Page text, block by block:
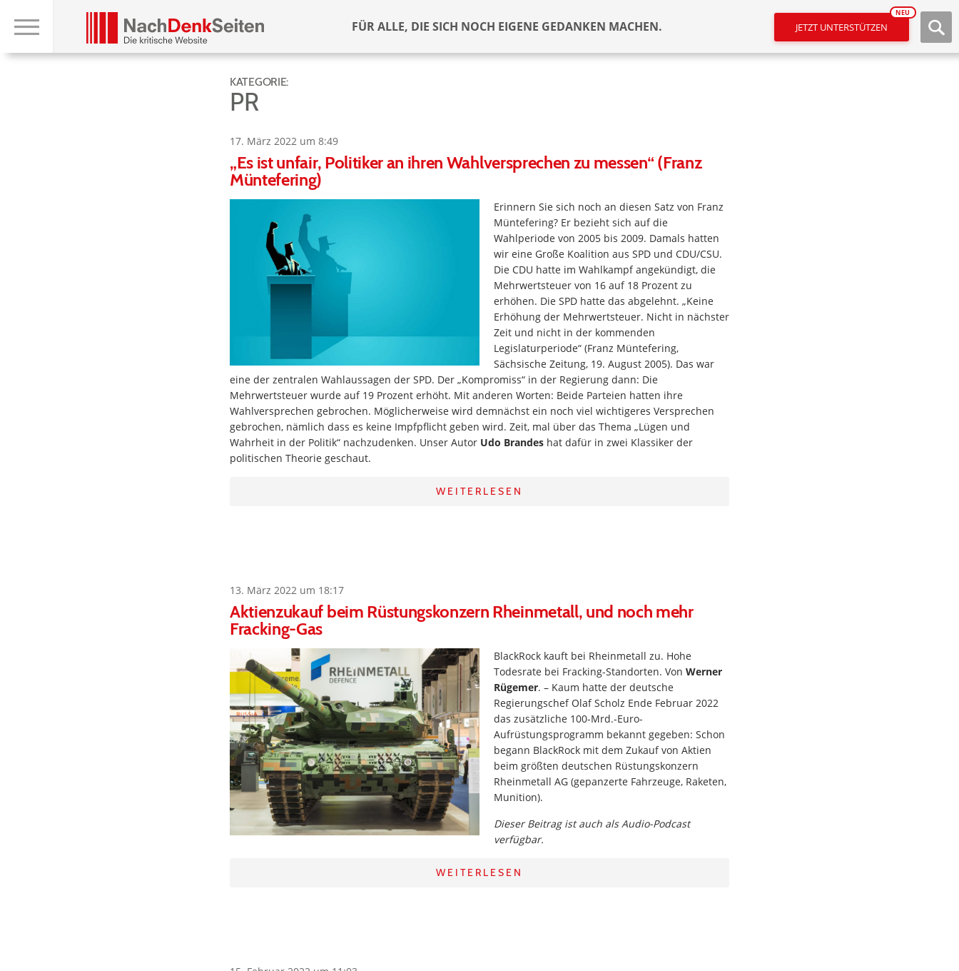
FÜR ALLE, DIE SICH NOCH EIGENE GEDANKEN MACHEN. JETZT UNTERSTÜTZEN
NEU
KATEGORIE:
PR
17. März 2022 um 8:49
„Es ist unfair, Politiker an ihren Wahlversprechen zu messen“ (Franz
Müntefering)
Erinnern Sie sich noch an diesen Satz von Franz
Müntefering? Er bezieht sich auf die
Wahlperiode von 2005 bis 2009. Damals hatten
wir eine Große Koalition aus SPD und CDU/CSU.
Die CDU hatte im Wahlkampf angekündigt, die
Mehrwertsteuer von 16 auf 18 Prozent zu
erhöhen. Die SPD hatte das abgelehnt. „Keine
Erhöhung der Mehrwertsteuer. Nicht in nächster
Zeit und nicht in der kommenden
Legislaturperiode“ (Franz Müntefering,
Sächsische Zeitung, 19. August 2005). Das war
eine der zentralen Wahlaussagen der SPD. Der „Kompromiss“ in der Regierung dann: Die
Mehrwertsteuer wurde auf 19 Prozent erhöht. Mit anderen Worten: Beide Parteien hatten ihre
Wahlversprechen gebrochen. Möglicherweise wird demnächst ein noch viel wichtigeres Versprechen
gebrochen, nämlich dass es keine Impfpflicht geben wird. Zeit, mal über das Thema „Lügen und
Wahrheit in der Politik“ nachzudenken. Unser Autor Udo Brandes hat dafür in zwei Klassiker der
politischen Theorie geschaut.
WEITERLESEN
13. März 2022 um 18:17
Aktienzukauf beim Rüstungskonzern Rheinmetall, und noch mehr
Fracking-Gas
BlackRock kauft bei Rheinmetall zu. Hohe
Todesrate bei Fracking-Standorten. Von Werner
Rügemer. – Kaum hatte der deutsche
Regierungschef Olaf Scholz Ende Februar 2022
das zusätzliche 100-Mrd.-Euro-
Aufrüstungsprogramm bekannt gegeben: Schon
begann BlackRock mit dem Zukauf von Aktien
beim größten deutschen Rüstungskonzern
Rheinmetall AG (gepanzerte Fahrzeuge, Raketen,
Munition).
Dieser Beitrag ist auch als Audio-Podcast
verfügbar.
WEITERLESEN